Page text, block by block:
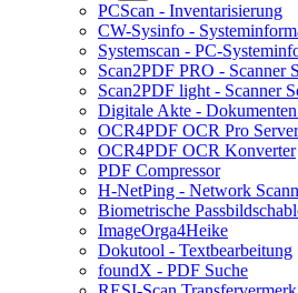
PCScan - Inventarisierung
CW-Sysinfo -
Systemscan - PC-
Scan2PDF PRO - Scanner
Scan2PDF light - Scanner
Digitale Akte -
OCR4PDF OCR Pro Server
OCR4PDF OCR Konverter
PDF Compressor
H-NetPing - Network
Biometrische
ImageOrga4Heike
Dokutool - Textbearbeitung
foundX - PDF Suche